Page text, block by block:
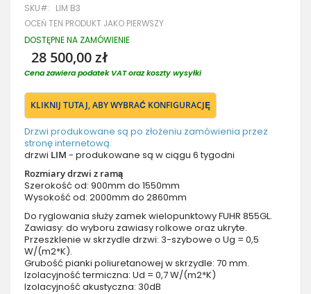
SKU LIM B3
OCEŃ TEN PRODUKT JAKO PIERWSZY
DOSTĘPNE NA ZAMÓWIENIE
28 500,00 zł
Cena zawiera podatek VAT oraz koszty wysyłki
KLIKNIJ TUTAJ, ABY WYBRAĆ KONFIGURACJĘ
Drzwi produkowane są po złożeniu zamówienia przez
stronę internetową.
drzwi LIM - produkowane są w ciągu 6 tygodni
Rozmiary drzwi z ramą
Szerokość od: 900mm do 1550mm
Wysokość od: 2000mm do 2860mm
Do ryglowania służy zamek wielopunktowy FUHR 855GL.
Zawiasy: do wyboru zawiasy rolkowe oraz ukryte.
Przeszklenie w skrzydle drzwi: 3-szybowe o Ug = 0,5
W/(m2*K).
Grubość pianki poliuretanowej w skrzydle: 70 mm.
Izolacyjność termiczna: Ud = 0,7 W/(m2*K)
Izolacyjność akustyczna: 30dB